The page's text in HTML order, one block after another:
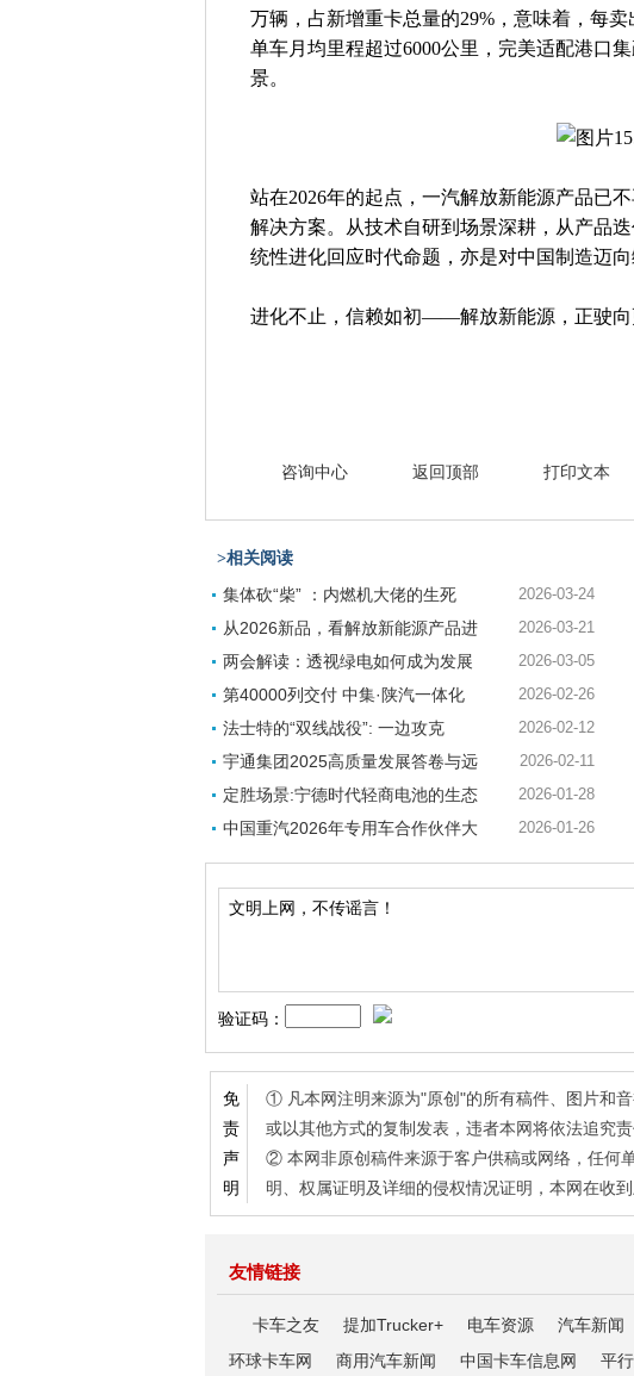
万辆，占新增重卡总量的29%，意味着，每
单车月均里程超过6000公里，完美适配港口
景。
站在2026年的起点，一汽解放新能源产品已
解决方案。从技术自研到场景深耕，从产品
统性进化回应时代命题，亦是对中国制造迈
进化不止，信赖如初——解放新能源，正驶向
咨询中心 返回顶部 打印文本
>相关阅读
集体砍“柴” ：内燃机大佬的生死 2026-03-24
从2026新品，看解放新能源产品进 2026-03-21
两会解读：透视绿电如何成为发展 2026-03-05
第40000列交付 中集·陕汽一体化 2026-02-26
法士特的“双线战役”: 一边攻克 2026-02-12
宇通集团2025高质量发展答卷与远 2026-02-11
定胜场景:宁德时代轻商电池的生态 2026-01-28
中国重汽2026年专用车合作伙伴大 2026-01-26
验证码：
免
责
声
明
① 凡本网注明来源为"原创"的所有稿件、图片和
或以其他方式的复制发表，违者本网将依法追究责
② 本网非原创稿件来源于客户供稿或网络，任何
明、权属证明及详细的侵权情况证明，本网在收
友情链接
卡车之友 提加Trucker+ 电车资源 汽车新闻
环球卡车网
商用汽车新闻 中国卡车信息网 平